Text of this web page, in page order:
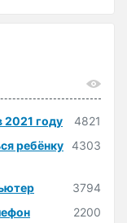
2021 году
4821
ребёнку 4303
3794
2200